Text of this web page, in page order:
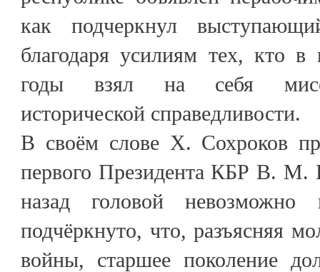
как подчеркнул
благодаря усилиям тех, кто в
годы взял на себя
исторической справедливости.
В своём слове Х. Сохроков
первого Президента КБР В. М.
назад головой
подчёркнуто, что, разъясняя
войны, старшее поколение